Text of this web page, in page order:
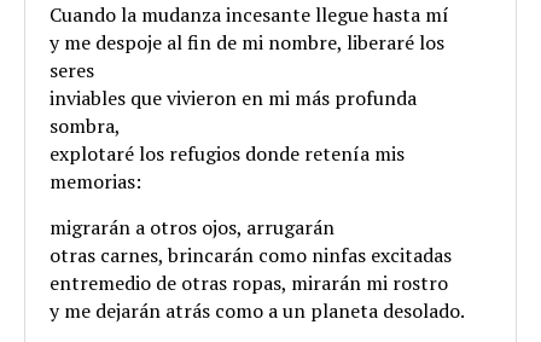
Cuando la mudanza incesante llegue hasta mí
y me despoje al fin de mi nombre, liberaré los
seres
inviables que vivieron en mi más profunda
sombra,
explotaré los refugios donde retenía mis
memorias:
migrarán a otros ojos, arrugarán
otras carnes, brincarán como ninfas excitadas
entremedio de otras ropas, mirarán mi rostro
y me dejarán atrás como a un planeta desolado.